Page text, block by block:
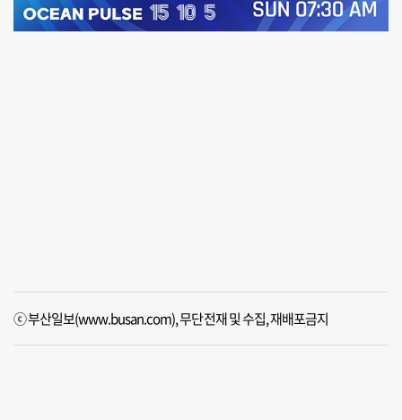
ⓒ 부산일보(www.busan.com), 무단전재 및 수집, 재배포금지